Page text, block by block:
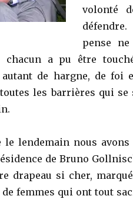
volonté
pense
a pu être
autant de hargne, de foi
les barrières qui se
le lendemain nous avons
de Bruno
drapeau si cher,
de femmes qui ont tout